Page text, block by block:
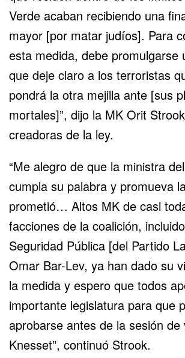
Verde acaban recibiendo una
mayor [por matar judíos]. Para
esta medida, debe promulgarse
que deje claro a los terroristas
pondrá la otra mejilla ante [sus
mortales]”, dijo la MK Orit
creadoras de la ley.
“Me alegro de que la ministra
cumpla su palabra y promueva
prometió… Altos MK de casi
facciones de la coalición,
Seguridad Pública [del Partido
Omar Bar-Lev, ya han dado su
la medida y espero que todos
importante legislatura para que
aprobarse antes de la sesión
Knesset”, continuó Strook.